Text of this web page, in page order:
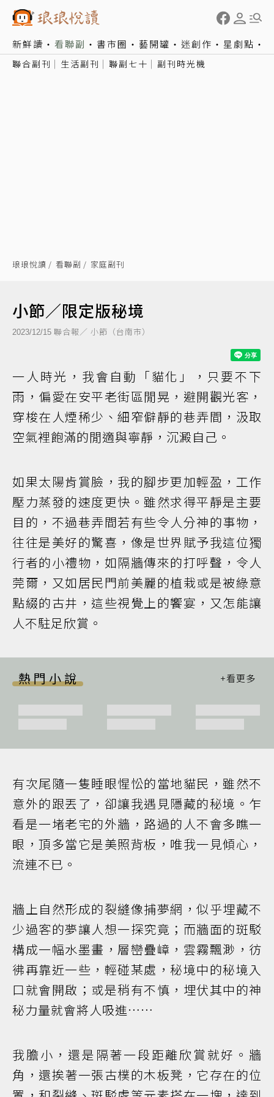
新鮮讀 看聯副 書市圈 藝開罐 迷創作 星劇點
聯合副刊 生活副刊 聯副七十 副刊時光機
琅琅悅讀 看聯副 家庭副刊
小節／限定版秘境
2023/12/15 聯合報／ 小節（台南市）
一人時光，我會自動「貓化」，只要不下
雨，偏愛在安平老街區閒晃，避開觀光客，
穿梭在人煙稀少、細窄僻靜的巷弄間，汲取
空氣裡飽滿的閒適與寧靜，沉澱自己。
如果太陽肯賞臉，我的腳步更加輕盈，工作
壓力蒸發的速度更快。雖然求得平靜是主要
目的，不過巷弄間若有些令人分神的事物，
往往是美好的驚喜，像是世界賦予我這位獨
行者的小禮物，如隔牆傳來的打呼聲，令人
莞爾，又如居民門前美麗的植栽或是被綠意
點綴的古井，這些視覺上的饗宴，又怎能讓
人不駐足欣賞。
熱門小說
有次尾隨一隻睡眼惺忪的當地貓民，雖然不
意外的跟丟了，卻讓我遇見隱藏的秘境。乍
看是一堵老宅的外牆，路過的人不會多瞧一
眼，頂多當它是美照背板，唯我一見傾心，
流連不已。
牆上自然形成的裂縫像捕夢網，似乎埋藏不
少過客的夢讓人想一探究竟；而牆面的斑駁
構成一幅水墨畫，層巒疊嶂，雲霧飄渺，彷
彿再靠近一些，輕碰某處，秘境中的秘境入
口就會開啟；或是稍有不慎，埋伏其中的神
秘力量就會將人吸進……
我膽小，還是隔著一段距離欣賞就好。牆
角，還挨著一張古樸的木板凳，它存在的位